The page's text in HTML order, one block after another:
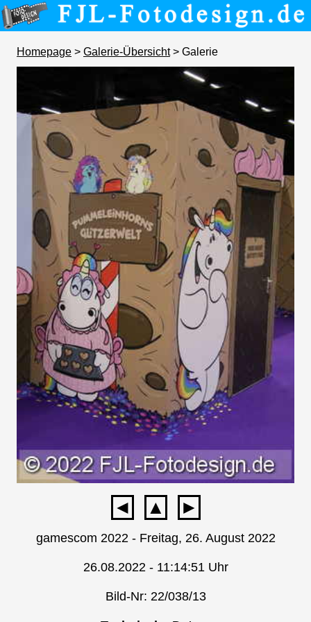
Homepage > Galerie-Übersicht> Galerie
◄ ▲ ►
gamescom 2022 - Freitag, 26. August 2022
26.08.2022 - 11:14:51 Uhr
Bild-Nr: 22/038/13